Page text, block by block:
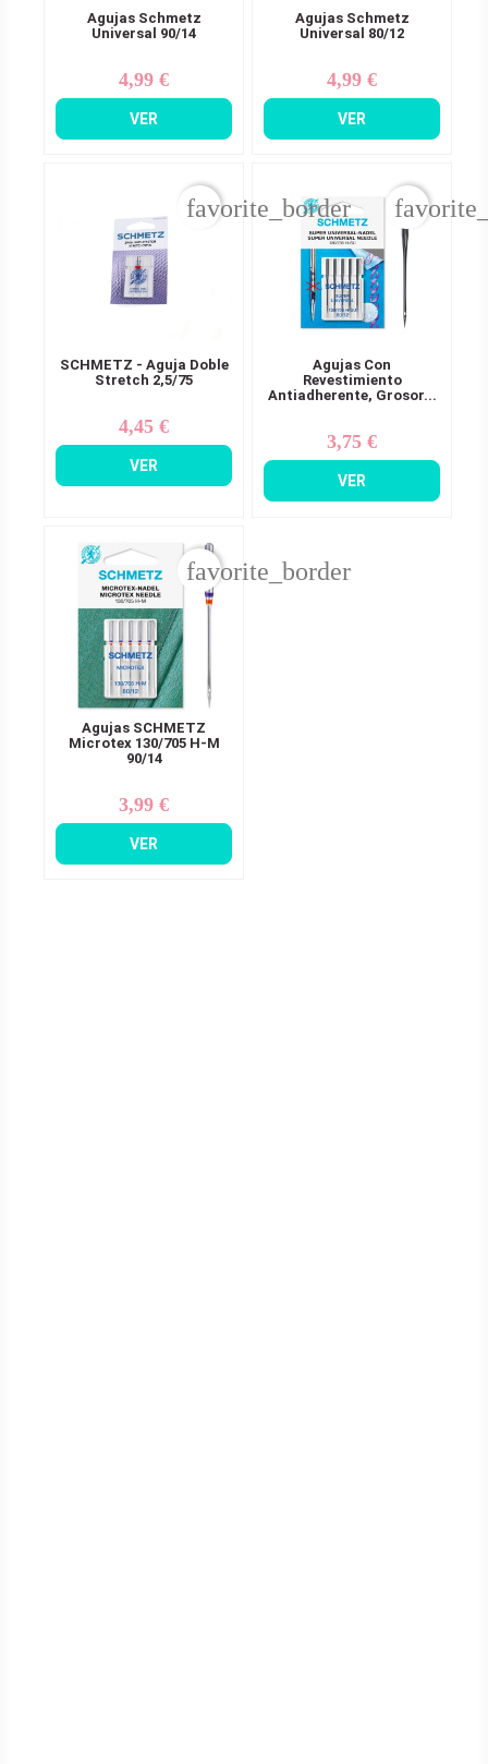
Agujas Schmetz
Universal 90/14
Precio
4,99 €
VER
Agujas Schmetz
Universal 80/12
Precio
4,99 €
VER
SCHMETZ - Aguja Doble
Stretch 2,5/75
Precio
4,45 €
VER
favorite_border
Agujas Con
Revestimiento
Antiadherente, Grosor...
Precio
3,75 €
VER
Agujas SCHMETZ
Microtex 130/705 H-M
90/14
Precio
3,99 €
VER
favorite_border